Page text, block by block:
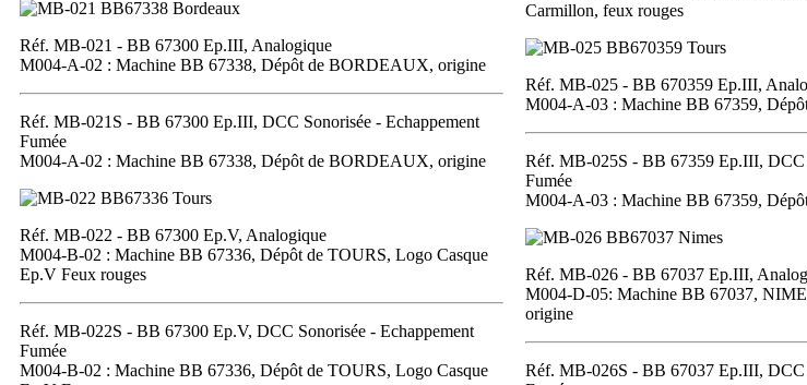
Réf. MB-021 - BB 67300 Ep.III, Analogique
M004-A-02 : Machine BB 67338, Dépôt de BORDEAUX, origine
Réf. MB-021S - BB 67300 Ep.III, DCC Sonorisée - Echappement
Fumée
M004-A-02 : Machine BB 67338, Dépôt de BORDEAUX, origine
Réf. MB-022 - BB 67300 Ep.V, Analogique
M004-B-02 : Machine BB 67336, Dépôt de TOURS, Logo Casque
Ep.V Feux rouges
Réf. MB-022S - BB 67300 Ep.V, DCC Sonorisée - Echappement
Fumée
M004-B-02 : Machine BB 67336, Dépôt de TOURS, Logo Casque
Carmillon, feux rouges
Réf. MB-025 - BB 670359 Ep.III,
M004-A-03 : Machine BB 67359,
Réf. MB-025S - BB 67359 Ep.III, DCC
Fumée
M004-A-03 : Machine BB 67359,
Réf. MB-026 - BB 67037 Ep.III,
M004-D-05: Machine BB 67037,
origine
Réf. MB-026S - BB 67037 Ep.III, DCC